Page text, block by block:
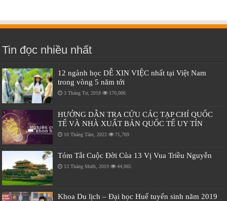
Tin đọc nhiều nhất
12 ngành học DỄ XIN VIỆC nhất tại Việt Nam
trong vòng 5 năm tới
3 Tháng Tư, 2018 170,006
HƯỚNG DẪN TRA CỨU CÁC TẠP CHÍ QUỐC
TẾ VÀ NHÀ XUẤT BẢN QUỐC TẾ UY TÍN
10 Tháng Tám, 2022 71,769
Tóm Tắt Cuộc Đời Của 13 Vị Vua Triều Nguyễn
13 Tháng Mười, 2019 44,065
Khoa Du lịch – Đại học Huế tuyển sinh năm 2019